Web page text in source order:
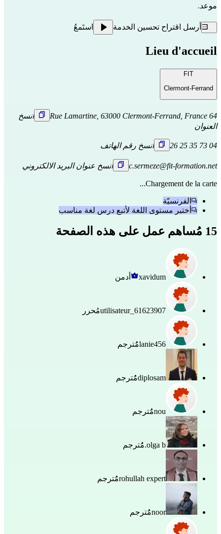
موعد.
أرسل اقتراح تحسين الخدمة استَمعُ
Lieu d'accueil
FIT
Clermont-Ferrand
64 Rue Lamartine, 63000 Clermont-Ferrand, France
انسخ
العنوان
04 73 35 25 26 انسخ رقم الهاتف
c.sermeze@fit-formation.net انسخ عنوان البريد الالكتروني
Chargement de la carte...
الفرنسيّة
أختبر مستوى اللغة لأتبع درس لغة مناسب
15 مُساهم عمل على هذه الصفحة
xavidum أدمن
utilisateur_61623907مُحرر
lanie456مُُترجم
diplosamمُُترجم
nouمُُترجم
olga b. مُُترجم
rohullah expertمُُترجم
noorمُُترجم